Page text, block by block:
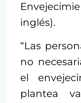
inglés).
“Las
no
el
plantea